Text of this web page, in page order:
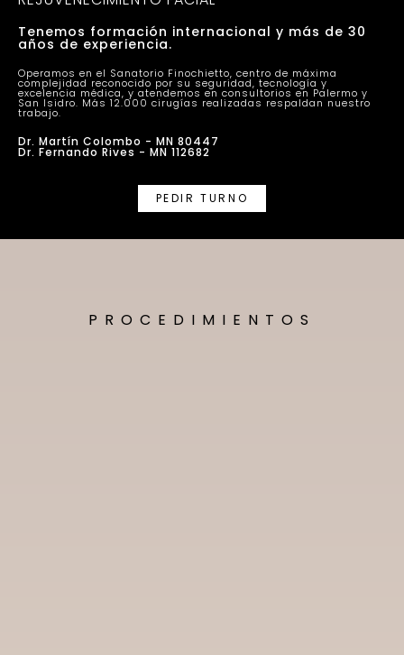
Tenemos formación internacional y más de 30
años de experiencia.
Operamos en el Sanatorio Finochietto, centro de máxima
complejidad reconocido por su seguridad, tecnología y
excelencia médica, y atendemos en consultorios en Palermo y
San Isidro. Más 12.000 cirugías realizadas respaldan nuestro
trabajo.
Dr. Martín Colombo - MN 80447
Dr. Fernando Rives - MN 112682
PEDIR TURNO
PROCEDIMIENTOS